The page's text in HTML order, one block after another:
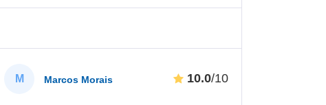
M Marcos Morais 10.0/10